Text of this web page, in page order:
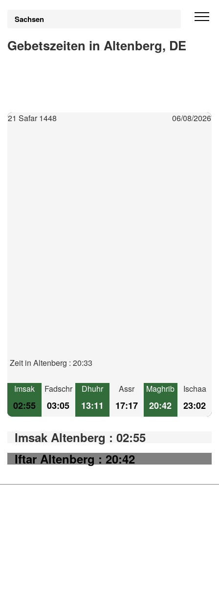
Sachsen
Gebetszeiten in Altenberg, DE
21 Safar 1448 06/08/2026
Zeit in Altenberg : 20:33
Imsak
02:55
Fadschr
03:05
Dhuhr
13:11
Assr
17:17
Maghrib
20:42
Ischaa
23:02
Imsak Altenberg : 02:55
Iftar Altenberg : 20:42